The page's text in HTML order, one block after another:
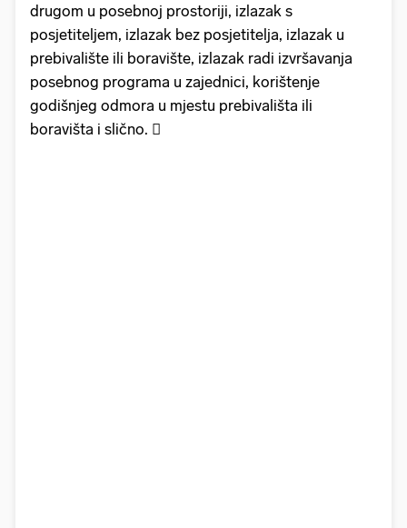
drugom u posebnoj prostoriji, izlazak s
posjetiteljem, izlazak bez posjetitelja, izlazak u
prebivalište ili boravište, izlazak radi izvršavanja
posebnog programa u zajednici, korištenje
godišnjeg odmora u mjestu prebivališta ili
boravišta i slično. 